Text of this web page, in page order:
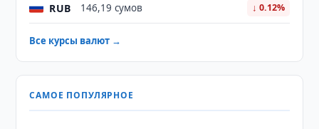
RUB 146,19 сумов ↓ 0.12%
Все курсы валют →
САМОЕ ПОПУЛЯРНОЕ